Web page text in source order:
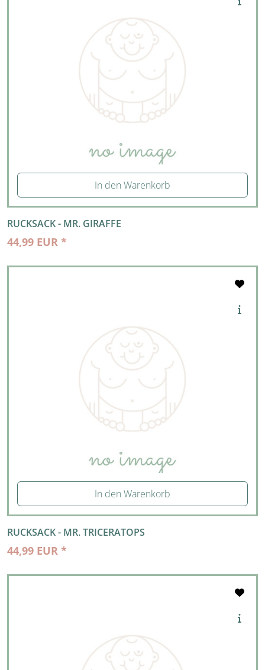
In den Warenkorb
RUCKSACK - MR. GIRAFFE
44,99 EUR *
In den Warenkorb
RUCKSACK - MR. TRICERATOPS
44,99 EUR *